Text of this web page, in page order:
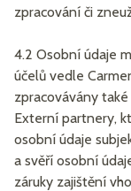
zpracování či
4.2 Osobní údaje
účelů vedle
zpracovávány
Externí partnery,
osobní údaje
a svěří osobní
záruky zajištění